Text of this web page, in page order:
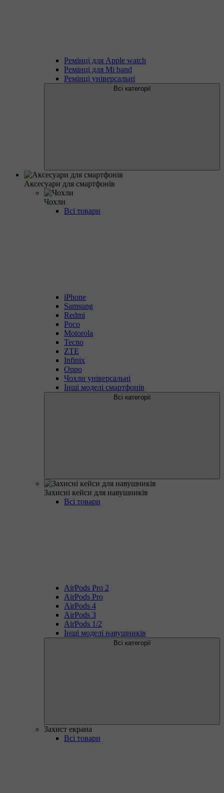
Ремінці для Apple watch
Ремінці для Mi band
Ремінці універсальні
Всі категорії
Аксесуари для смартфонів
Чохли
Всі товари
iPhone
Samsung
Redmi
Poco
Motorola
Tecno
ZTE
Infinix
Oppo
Чохли універсальні
Інші моделі смартфонів
Всі категорії
Захисні кейси для навушників
Всі товари
AirPods Pro 2
AirPods Pro
AirPods 4
AirPods 3
AirPods 1/2
Інші моделі навушників
Всі категорії
Захист екрана
Всі товари